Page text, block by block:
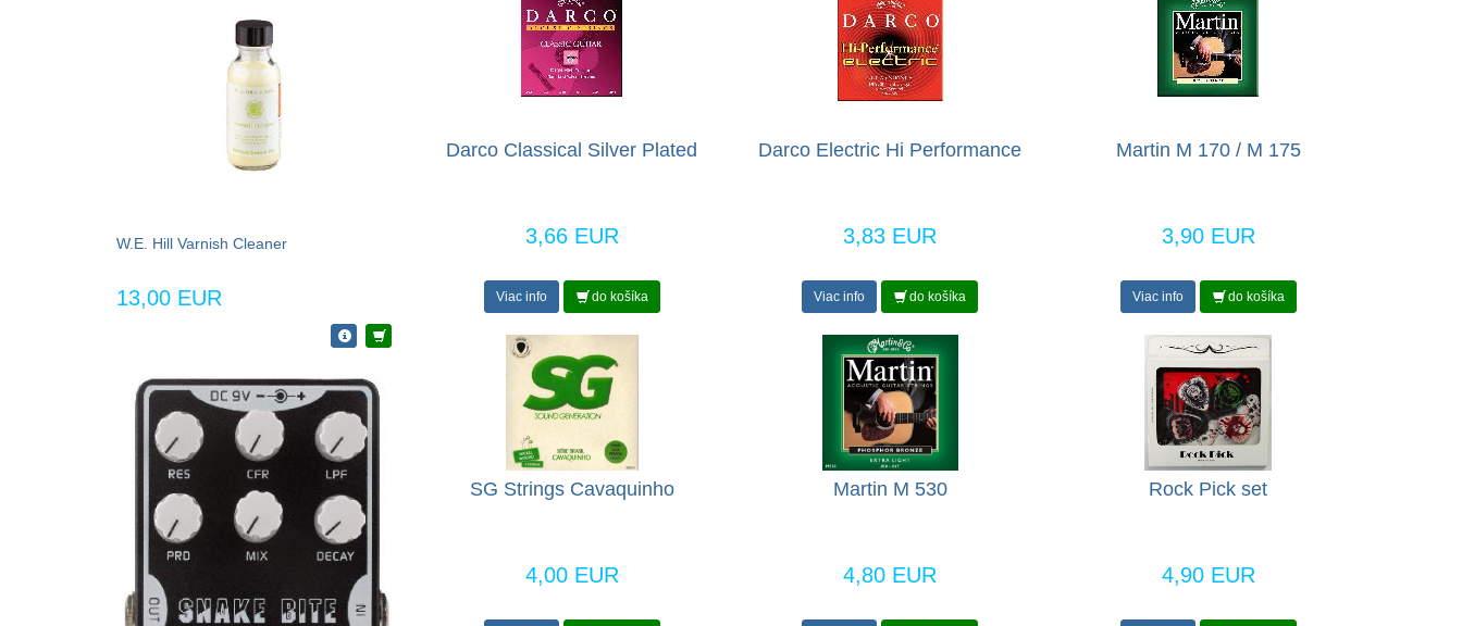
W.E. Hill Varnish Cleaner
13,00 EUR
Darco Classical Silver Plated
3,66 EUR
Viac info do košíka
Darco Electric Hi Performance
3,83 EUR
Viac info do košíka
Martin M 170 / M 175
3,90 EUR
Viac info do košíka
SG Strings Cavaquinho
4,00 EUR
Martin M 530
4,80 EUR
Rock Pick set
4,90 EUR